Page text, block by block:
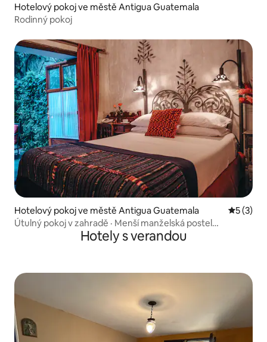
Hotelový pokoj ve městě Antigua Guatemala
Rodinný pokoj
Hotelový pokoj ve městě Antigua Guatemala
5 (3)
Útulný pokoj v zahradě · Menší manželská postel
a soukromá terasaHotely s verandou